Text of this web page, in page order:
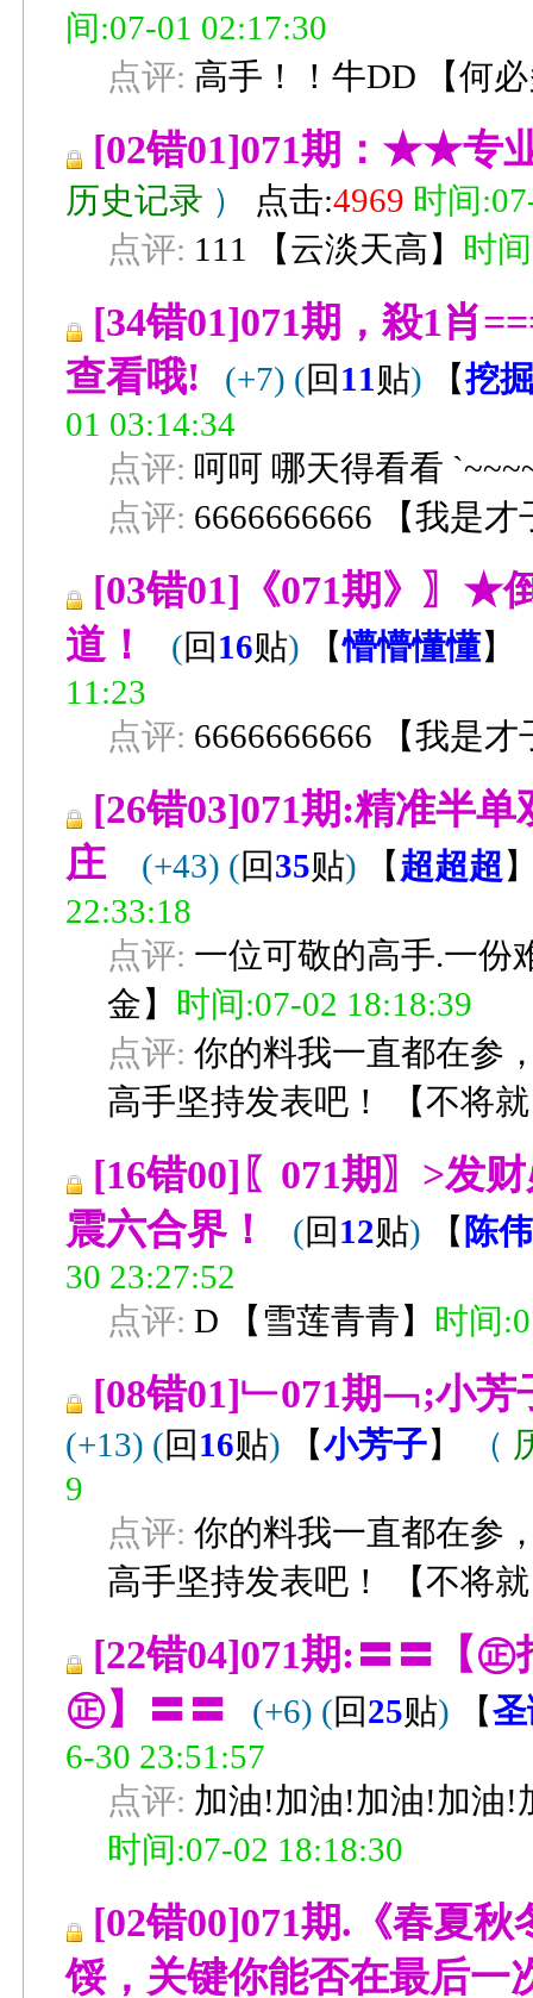
间:07-01 02:17:30
点评: 高手！！牛DD 【何
[02错01]071期：★★专
历史记录 ） 点击:4969 时间
点评: 111 【云淡天高】 时
[34错01]071期，殺1肖
查看哦!
(+7) (回 11贴) 【挖
01 03:14:34
点评: 呵呵 哪天得看看
点评: 6666666666 【我是才
[03错01]《071期》〗★
道！
(回 16贴) 【懵懵懂懂】
11:23
点评: 6666666666 【我是才
[26错03]071期:精准半
庄
(+43) (回35贴) 【超超超
22:33:18
点评: 一位可敬的高手.一份
金】 时间:07-02 18:18:39
点评: 你的料我一直都在参
高手坚持发表吧！
【不将就
[16错00]〖071期〗>发
震六合界！
(回 12贴) 【 陈
30 23:27:52
点评: D 【 雪莲青青】 时间
[08错01]﹂071期﹁;
(+13) (回 16贴) 【小芳子】 （
9
点评: 你的料我一直都在参
高手坚持发表吧！
【不将就
[22错04]071期:〓〓【
㊣】〓〓
(+6) (回25贴) 【
6-30 23:51:57
点评: 加油!加油!加油!加油
时间:07-02 18:18:30
[02错00]071期.《春夏
馁，关键你能否在最后一